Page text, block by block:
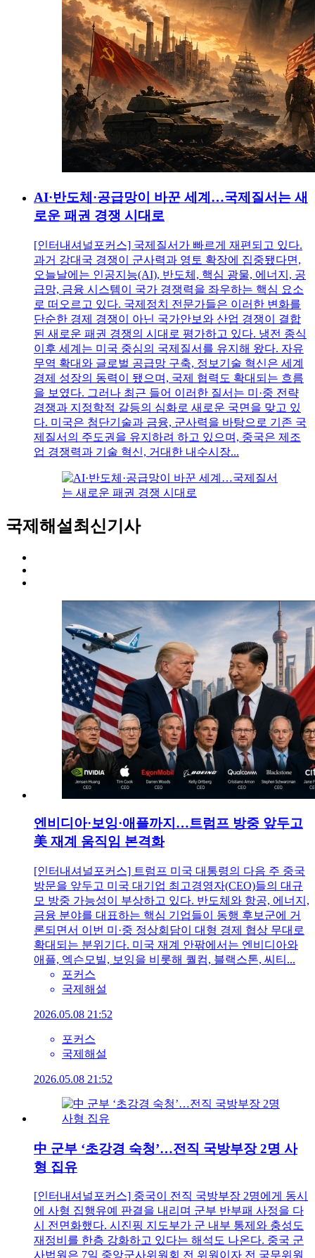
AI·반도체·공급망이 바꾼 세계…국제질서는 새
로운 패권 경쟁 시대로
[인터내셔널포커스] 국제질서가 빠르게 재편되고 있다.
과거 강대국 경쟁이 군사력과 영토 확장에 집중됐다면,
오늘날에는 인공지능(AI), 반도체, 핵심 광물, 에너지, 공
급망, 금융 시스템이 국가 경쟁력을 좌우하는 핵심 요소
로 떠오르고 있다. 국제정치 전문가들은 이러한 변화를
단순한 경제 경쟁이 아닌 국가안보와 산업 경쟁이 결합
된 새로운 패권 경쟁의 시대로 평가하고 있다. 냉전 종식
이후 세계는 미국 중심의 국제질서를 유지해 왔다. 자유
무역 확대와 글로벌 공급망 구축, 정보기술 혁신은 세계
경제 성장의 동력이 됐으며, 국제 협력도 확대되는 흐름
을 보였다. 그러나 최근 들어 이러한 질서는 미·중 전략
경쟁과 지정학적 갈등의 심화로 새로운 국면을 맞고 있
다. 미국은 첨단기술과 금융, 군사력을 바탕으로 기존 국
제질서의 주도권을 유지하려 하고 있으며, 중국은 제조
업 경쟁력과 기술 혁신, 거대한 내수시장...
국제해설 최신기사
엔비디아·보잉·애플까지…트럼프 방중 앞두고
美 재계 움직임 본격화
[인터내셔널포커스] 트럼프 미국 대통령의 다음 주 중국
방문을 앞두고 미국 대기업 최고경영자(CEO)들의 대규
모 방중 가능성이 부상하고 있다. 반도체와 항공, 에너지,
금융 분야를 대표하는 핵심 기업들이 동행 후보군에 거
론되면서 이번 미·중 정상회담이 대형 경제 협상 무대로
확대되는 분위기다. 미국 재계 안팎에서는 엔비디아와
애플, 엑슨모빌, 보잉을 비롯해 퀄컴, 블랙스톤, 씨티...
포커스
국제해설
2026.05.08 21:52
포커스
국제해설
2026.05.08 21:52
中 군부 ‘초강경 숙청’…전직 국방부장 2명 사
형 집유
[인터내셔널포커스] 중국이 전직 국방부장 2명에게 동시
에 사형 집행유예 판결을 내리며 군부 반부패 사정을 다
시 전면화했다. 시진핑 지도부가 군 내부 통제와 충성도
재정비를 한층 강화하고 있다는 해석도 나온다. 중국 군
사법원은 7일 중앙군사위원회 전 위원이자 전 국무위원